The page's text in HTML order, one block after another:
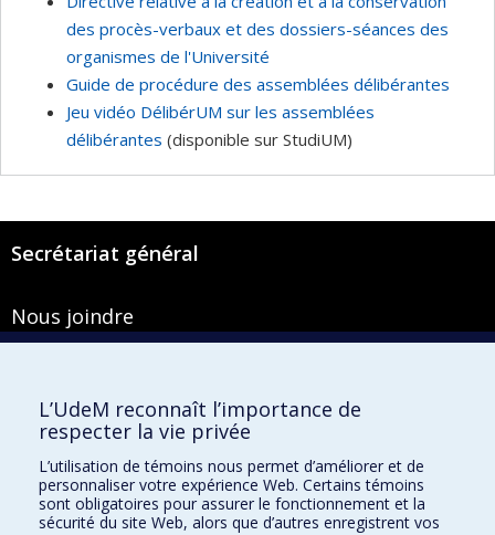
des procès-verbaux et des dossiers-séances des
organismes de l'Université
Guide de procédure des assemblées délibérantes
Jeu vidéo DélibérUM sur les assemblées
délibérantes (disponible sur StudiUM)
Secrétariat général
Nous joindre
Montréal (Québec) H3T 1J4
Courriel :secretariat-general@umontreal.ca
Admission
Plan du site
L’UdeM reconnaît l’importance de
respecter la vie privée
L’utilisation de témoins nous permet d’améliorer et de
personnaliser votre expérience Web. Certains témoins
sont obligatoires pour assurer le fonctionnement et la
sécurité du site Web, alors que d’autres enregistrent vos